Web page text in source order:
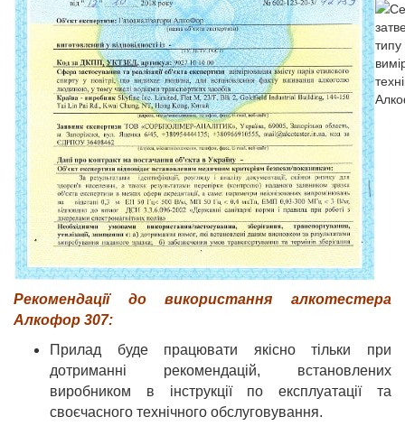
Рекомендації до використання алкотестера
Алкофор 307:
Прилад буде працювати якісно тільки при
дотриманні рекомендацій, встановлених
виробником в інструкції по експлуатації та
своєчасного технічного обслуговування.